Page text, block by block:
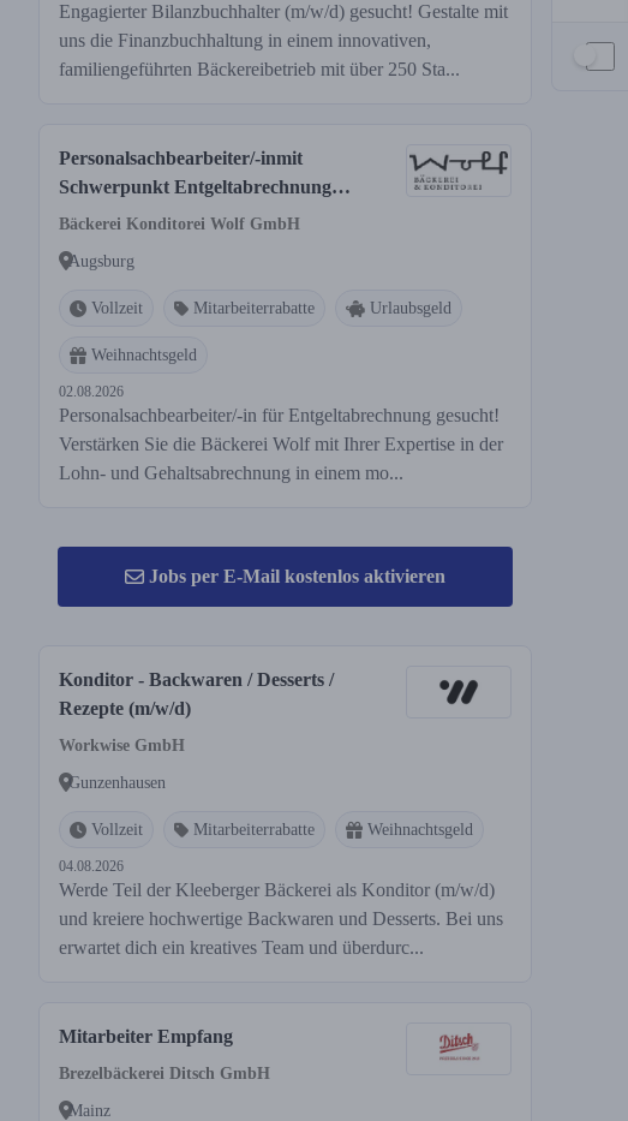
Engagierter Bilanzbuchhalter (m/w/d) gesucht! Gestalte mit
uns die Finanzbuchhaltung in einem innovativen,
familiengeführten Bäckereibetrieb mit über 250 Sta...
Personalsachbearbeiter/-inmit
Schwerpunkt Entgeltabrechnung
(m/w/d)
Bäckerei Konditorei Wolf GmbH
Augsburg
Vollzeit Mitarbeiterrabatte Urlaubsgeld
Weihnachtsgeld
02.08.2026
Personalsachbearbeiter/-in für Entgeltabrechnung gesucht!
Verstärken Sie die Bäckerei Wolf mit Ihrer Expertise in der
Lohn- und Gehaltsabrechnung in einem mo...
Jobs per E-Mail kostenlos aktivieren
Konditor - Backwaren / Desserts /
Rezepte (m/w/d)
Workwise GmbH
Gunzenhausen
Vollzeit Mitarbeiterrabatte Weihnachtsgeld
04.08.2026
Werde Teil der Kleeberger Bäckerei als Konditor (m/w/d)
und kreiere hochwertige Backwaren und Desserts. Bei uns
erwartet dich ein kreatives Team und überdurc...
Mitarbeiter Empfang
Brezelbäckerei Ditsch GmbH
Mainz